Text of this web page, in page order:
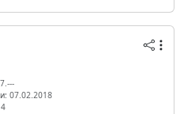
07.02.2018